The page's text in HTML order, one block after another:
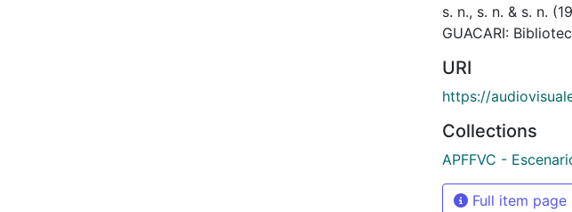
s. n., s. n. & s. n.
GUACARI:
URI
https://
Collections
APFFVC -
Full item page